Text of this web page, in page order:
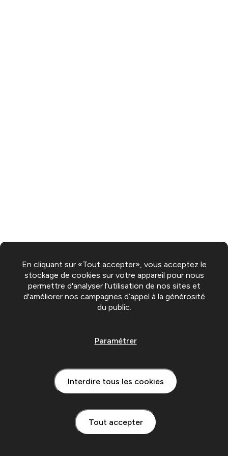
En cliquant sur «Tout accepter», vous acceptez le
stockage de cookies sur votre appareil pour nous
permettre d'analyser l'utilisation de nos sites et
d'améliorer nos campagnes d’appel à la générosité
du public.
Tout accepter
Interdire tous les cookies
Paramétrer